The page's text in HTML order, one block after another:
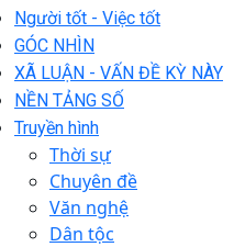
Người tốt - Việc tốt
GÓC NHÌN
XÃ LUẬN - VẤN ĐỀ KỲ NÀY
NỀN TẢNG SỐ
Truyền hình
Thời sự
Chuyên đề
Văn nghệ
Dân tộc